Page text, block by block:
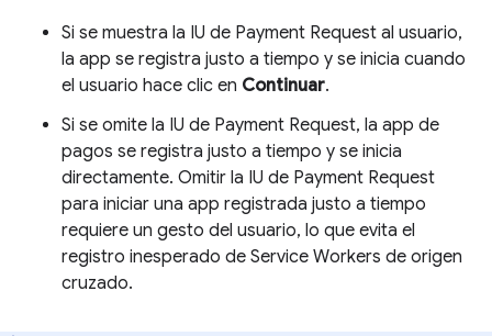
Si se muestra la IU de Payment Request al usuario,
la app se registra justo a tiempo y se inicia cuando
el usuario hace clic en Continuar.
Si se omite la IU de Payment Request, la app de
pagos se registra justo a tiempo y se inicia
directamente. Omitir la IU de Payment Request
para iniciar una app registrada justo a tiempo
requiere un gesto del usuario, lo que evita el
registro inesperado de Service Workers de origen
cruzado.